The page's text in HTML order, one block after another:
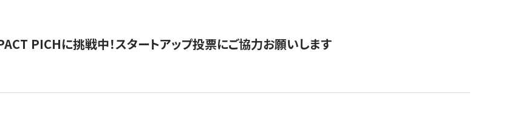
PICHに挑戦中！スタートアップ投票にご協力お願いします